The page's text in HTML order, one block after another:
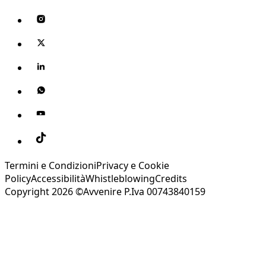
Termini e CondizioniPrivacy e Cookie
PolicyAccessibilitàWhistleblowingCredits
Copyright 2026 ©Avvenire P.Iva 00743840159